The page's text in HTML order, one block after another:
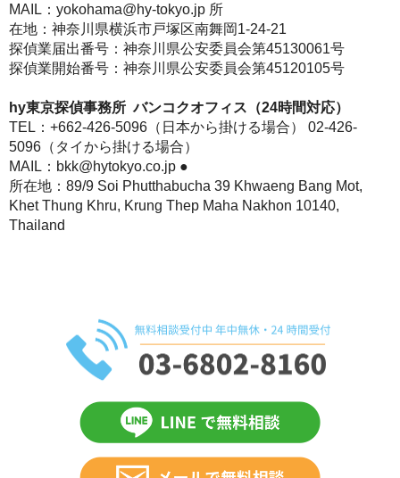
MAIL：yokohama@hy-tokyo.jp 所
在地：神奈川県横浜市戸塚区南舞岡1-24-21
探偵業届出番号：神奈川県公安委員会第45130061号
探偵業開始番号：神奈川県公安委員会第45120105号
hy東京探偵事務所 バンコクオフィス（24時間対応）
TEL： +662-426-5096（日本から掛ける場合）
02-426-
5096（タイから掛ける場合）
MAIL：bkk@hytokyo.co.jp ●
所在地： 89/9 Soi Phutthabucha 39 Khwaeng Bang Mot,
Khet Thung Khru, Krung Thep Maha Nakhon 10140,
Thailand